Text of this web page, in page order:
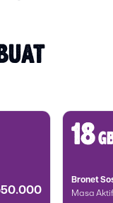
18
Bronet
Masa